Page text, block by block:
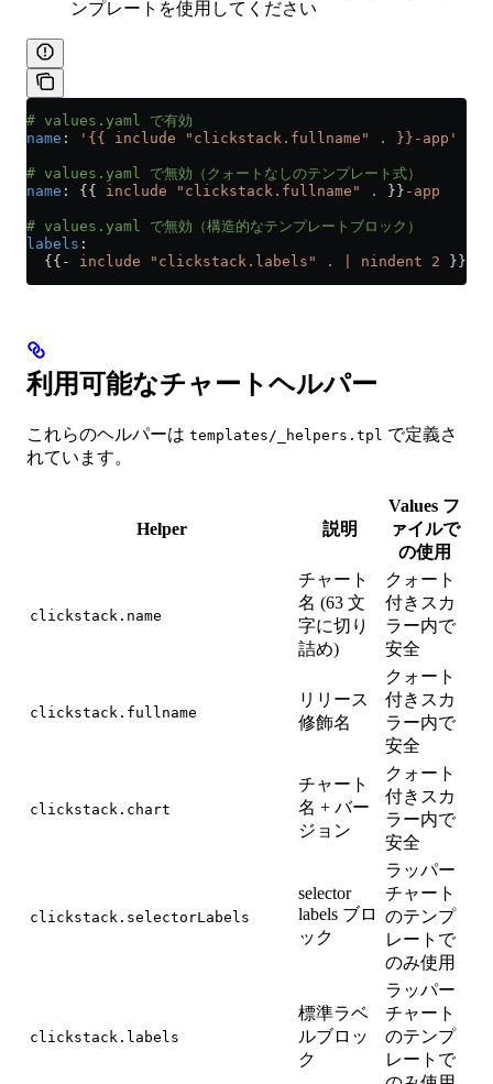
ンプレートを使用してください
# values.yaml で有効
name : '{{ include "clickstack.fullname" . }}-app'
# values.yaml で無効（クォートなしのテンプレート式）
name : {{ include "clickstack.fullname" . }} -app
# values.yaml で無効（構造的なテンプレートブロック）
labels :
  {{-
include "clickstack.labels" . | nindent 2 }}
利用可能なチャートヘルパー
これらのヘルパーは templates/_helpers.tpl で定義さ
れています。
Helper 説明
Values フ
ァイルで
の使用
clickstack.name
チャート
名 (63 文
字に切り
詰め)
クォート
付きスカ
ラー内で
安全
clickstack.fullname
リリース
修飾名
クォート
付きスカ
ラー内で
安全
clickstack.chart
チャート
名 + バー
ジョン
クォート
付きスカ
ラー内で
安全
clickstack.selectorLabels
selector
labels ブロ
ック
ラッパー
チャート
のテンプ
レートで
のみ使用
clickstack.labels
標準ラベ
ルブロッ
ク
ラッパー
チャート
のテンプ
レートで